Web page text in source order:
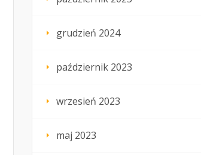
grudzień 2024
październik 2023
wrzesień 2023
maj 2023